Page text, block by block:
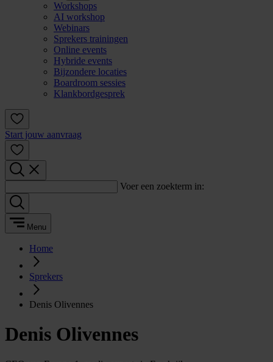
Workshops
AI workshop
Webinars
Sprekers trainingen
Online events
Hybride events
Bijzondere locaties
Boardroom sessies
Klankbordgesprek
Start jouw aanvraag
Voer een zoekterm in:
Menu
Home
Sprekers
Denis Olivennes
Denis Olivennes